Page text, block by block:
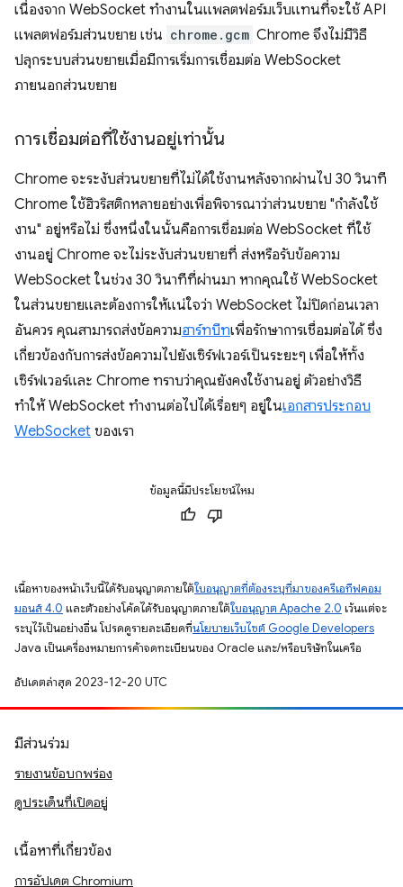
เนื่องจาก WebSocket ทำงานในแพลตฟอร์มเว็บแทนที่จะใช้ API
แพลตฟอร์มส่วนขยาย เช่น chrome.gcm Chrome จึงไม่มีวิธี
ปลุกระบบส่วนขยายเมื่อมีการเริ่มการเชื่อมต่อ WebSocket
ภายนอกส่วนขยาย
การเชื่อมต่อที่ใช้งานอยู่เท่านั้น
Chrome จะระงับส่วนขยายที่ไม่ได้ใช้งานหลังจากผ่านไป 30 วินาที
Chrome ใช้ฮิวริสติกหลายอย่างเพื่อพิจารณาว่าส่วนขยาย "กำลังใช้
งาน" อยู่หรือไม่ ซึ่งหนึ่งในนั้นคือการเชื่อมต่อ WebSocket ที่ใช้
งานอยู่ Chrome จะไม่ระงับส่วนขยายที่ ส่งหรือรับข้อความ
WebSocket ในช่วง 30 วินาทีที่ผ่านมา หากคุณใช้ WebSocket
ในส่วนขยายและต้องการให้แน่ใจว่า WebSocket ไม่ปิดก่อนเวลา
อันควร คุณสามารถส่งข้อความฮาร์ทบีทเพื่อรักษาการเชื่อมต่อได้ ซึ่ง
เกี่ยวข้องกับการส่งข้อความไปยังเซิร์ฟเวอร์เป็นระยะๆ เพื่อให้ทั้ง
เซิร์ฟเวอร์และ Chrome ทราบว่าคุณยังคงใช้งานอยู่ ตัวอย่างวิธี
ทำให้ WebSocket ทำงานต่อไปได้เรื่อยๆ อยู่ในเอกสารประกอบ
WebSocket ของเรา
ข้อมูลนี้มีประโยชน์ไหม
เนื้อหาของหน้าเว็บนี้ได้รับอนุญาตภายใต้ใบอนุญาตที่ต้องระบุที่มาของครีเอทีฟคอม
มอนส์ 4.0 และตัวอย่างโค้ดได้รับอนุญาตภายใต้ใบอนุญาต Apache 2.0 เว้นแต่จะ
ระบุไว้เป็นอย่างอื่น โปรดดูรายละเอียดที่นโยบายเว็บไซต์ Google Developers
Java เป็นเครื่องหมายการค้าจดทะเบียนของ Oracle และ/หรือบริษัทในเครือ
อัปเดตล่าสุด 2023-12-20 UTC
มีส่วนร่วม
รายงานข้อบกพร่อง
ดูประเด็นที่เปิดอยู่
เนื้อหาที่เกี่ยวข้อง
การอัปเดต Chromium